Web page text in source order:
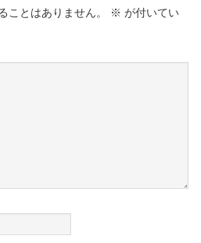
ことはありません。 ※ が付いてい